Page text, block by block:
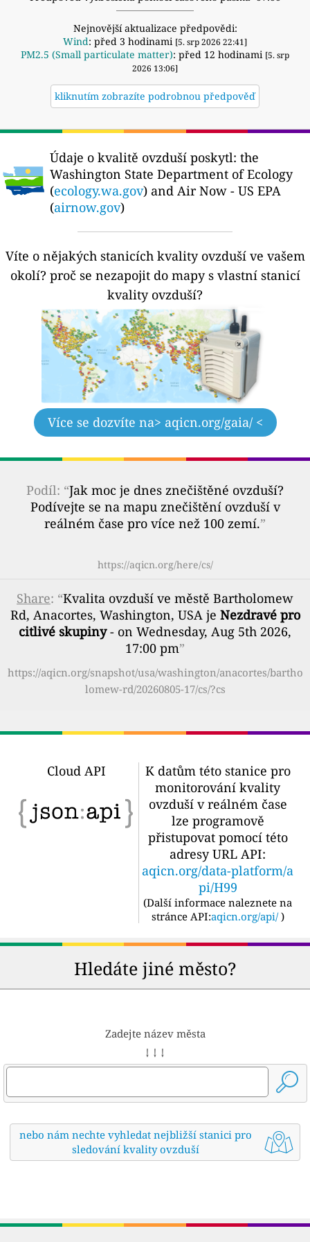
Nejnovější aktualizace předpovědi:
Wind: před 3 hodinami [5. srp 2026 22:41]
PM2.5 (Small particulate matter): před 12 hodinami [5. srp
2026 13:06]
kliknutím zobrazíte podrobnou předpověď
Údaje o kvalitě ovzduší poskytl: the
Washington State Department of Ecology
(ecology.wa.gov) and Air Now - US EPA
(airnow.gov)
Víte o nějakých stanicích kvality ovzduší ve vašem
okolí? proč se nezapojit do mapy s vlastní stanicí
kvality ovzduší?
Více se dozvíte na> aqicn.org/gaia/ <
Podíl: “Jak moc je dnes znečištěné ovzduší?
Podívejte se na mapu znečištění ovzduší v
reálném čase pro více než 100 zemí.”
https://aqicn.org/here/cs/
Share: “Kvalita ovzduší ve městě Bartholomew
Rd, Anacortes, Washington, USA je Nezdravé pro
citlivé skupiny- on Wednesday, Aug 5th 2026,
17:00 pm”
https://aqicn.org/snapshot/usa/washington/anacortes/bartho
lomew-rd/20260805-17/cs/?cs
Cloud API
K datům této stanice pro
monitorování kvality
ovzduší v reálném čase
lze programově
přistupovat pomocí této
adresy URL API:
aqicn.org/data-platform/a
pi/H99
(Další informace naleznete na
stránce API:aqicn.org/api/ )
Hledáte jiné město?
Zadejte název města
↓ ↓ ↓
nebo nám nechte vyhledat nejbližší stanici pro
sledování kvality ovzduší